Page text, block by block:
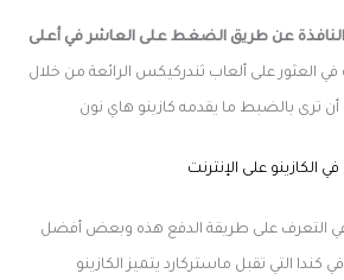
النافذة عن طريق الضغط على العاشر في أعلى
العثور على ألعاب ثندركيكس الرائعة من خلال
أن ترى بالضبط ما يقدمه كازينو هاي نون
على الإنترنت
التعرف على طريقة الدفع هذه وبعض أفضل
كندا التي تقبل ماستركارد يتميز الكازينو